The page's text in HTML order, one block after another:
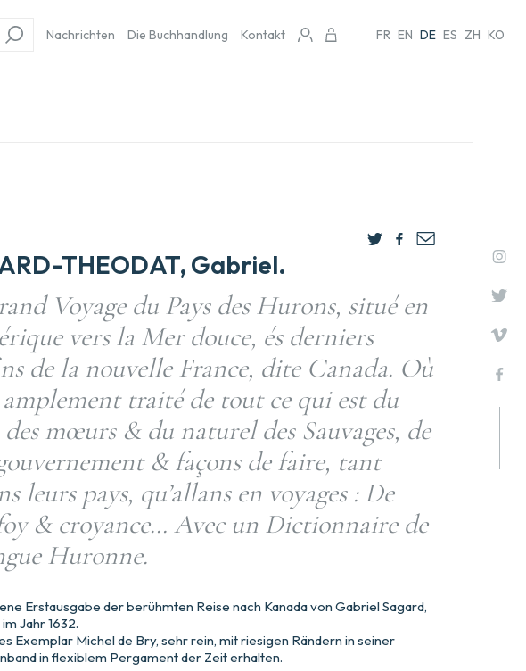
Nachrichten Die Buchhandlung Kontakt FR EN DE ES ZH KO
THEODAT, Gabriel.
Voyage du Pays des Hurons, situé en
vers la Mer douce, és derniers
de la nouvelle France, dite Canada. Où
traité de tout ce qui est du
des mœurs & du naturel des Sauvages, de
& façons de faire, tant
leurs pays, qu’allans en voyages : De
& croyance… Avec un Dictionnaire de
Huronne.
Erstausgabe der berühmten Reise nach Kanada von Gabriel Sagard,
Jahr 1632.
Exemplar Michel de Bry, sehr rein, mit riesigen Rändern in seiner
in flexiblem Pergament der Zeit erhalten.